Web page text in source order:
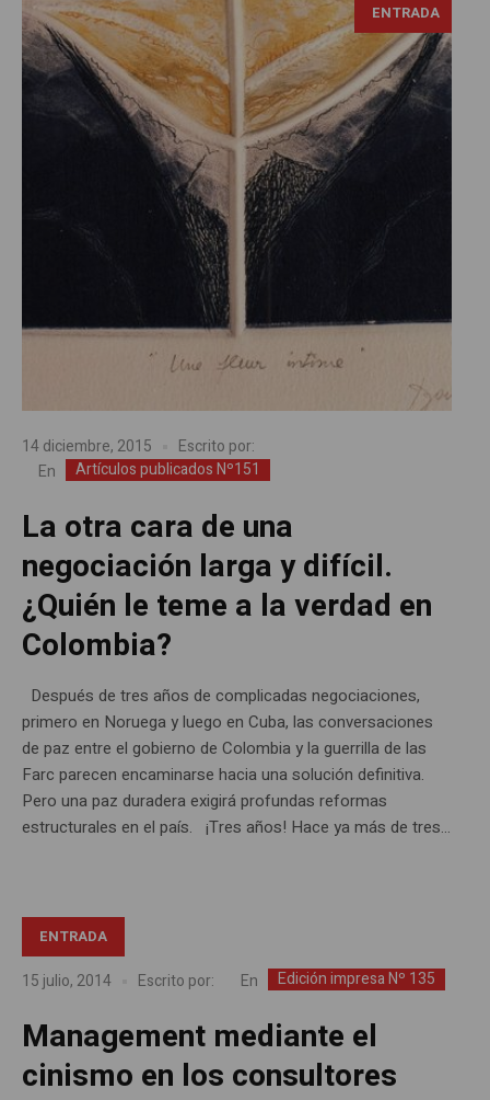
ENTRADA
14 diciembre, 2015
Escrito por:
En
Artículos publicados Nº151
La otra cara de una
negociación larga y difícil.
¿Quién le teme a la verdad en
Colombia?
Después de tres años de complicadas negociaciones,
primero en Noruega y luego en Cuba, las conversaciones
de paz entre el gobierno de Colombia y la guerrilla de las
Farc parecen encaminarse hacia una solución definitiva.
Pero una paz duradera exigirá profundas reformas
estructurales en el país. ¡Tres años! Hace ya más de tres...
ENTRADA
15 julio, 2014 Escrito por: En Edición impresa Nº 135
Management mediante el
cinismo en los consultores